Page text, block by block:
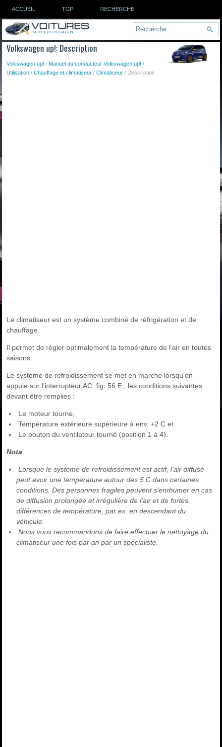
ACCUEIL TOP RECHERCHE
Volkswagen up!: Description
Volkswagen up! /Manuel du conducteur Volkswagen up! /
Utilisation /Chauffage et climatiseur /Climatiseur / Description
Le climatiseur est un système combiné de réfrigération et de
chauffage.
Il permet de régler optimalement la température de l'air en toutes
saisons.
Le système de refroidissement se met en marche lorsqu'on
appuie sur l'interrupteur AC fig. 56 E , les conditions suivantes
devant être remplies :
Le moteur tourne,
Température extérieure supérieure à env. +2 C et
Le bouton du ventilateur tourné (position 1 à 4).
Nota
Lorsque le système de refroidissement est actif, l'air diffusé
peut avoir une température autour des 5 C dans certaines
conditions. Des personnes fragiles peuvent s'enrhumer en cas
de diffusion prolongée et irrégulière de l'air et de fortes
différences de température, par ex. en descendant du
véhicule.
Nous vous recommandons de faire effectuer le nettoyage du
climatiseur une fois par an par un spécialiste.